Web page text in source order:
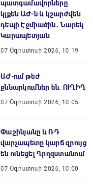
պատգամավորները
կլքեն ԱԺ-ն և կշարժվեն
դեպի Էջմիածին․ Նարեկ
Կարապետյան
07 Օգոստոսի 2026, 10:19
ԱԺ-ում թեժ
քննարկումներ են. ՈՒՂԻՂ
07 Օգոստոսի 2026, 10:05
Փաշինյանը և ՌԴ
վարչապետը կարճ զրույց
են ունեցել Ղրղզստանում
07 Օգոստոսի 2026, 10:00